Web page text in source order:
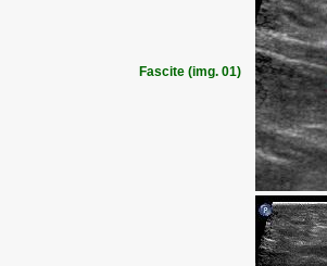
Fascite (img. 01)